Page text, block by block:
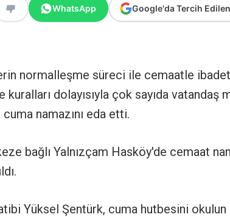
WhatsApp Google'da Tercih
normalleşme süreci ile cemaatle
kuralları dolayısıyla çok sayıda vatandaş
namazını eda etti.
bağlı Yalnızçam Hasköy'de cemaat
Yüksel Şentürk, cuma hutbesini okulun